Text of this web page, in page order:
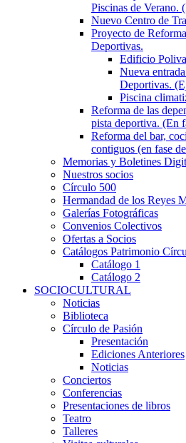
Piscinas de Verano.
Nuevo Centro de
Proyecto de
Deportivas.
Edificio
Nueva
Deportivas.
Piscina
Reforma de las
pista deportiva. (En
Reforma del bar,
contiguos (en fase
Memorias y Boletines
Nuestros socios
Círculo 500
Hermandad de los Reyes
Galerías Fotográficas
Convenios Colectivos
Ofertas a Socios
Catálogos Patrimonio
Catálogo 1
Catálogo 2
SOCIOCULTURAL
Noticias
Biblioteca
Círculo de Pasión
Presentación
Ediciones Anteriores
Noticias
Conciertos
Conferencias
Presentaciones de libros
Teatro
Talleres